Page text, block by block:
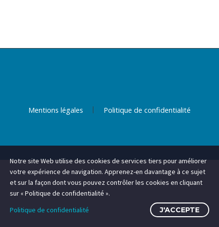
Mentions légales Politique de confidentialité
Notre site Web utilise des cookies de services tiers pour améliorer
votre expérience de navigation. Apprenez-en davantage à ce sujet
et sur la façon dont vous pouvez contrôler les cookies en cliquant
sur « Politique de confidentialité ».
Politique de confidentialité
J'ACCEPTE